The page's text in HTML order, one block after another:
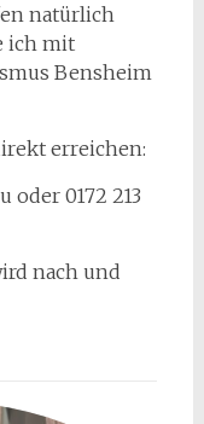
natürlich
ich mit
Bensheim
erreichen:
oder 0172 213
nach und